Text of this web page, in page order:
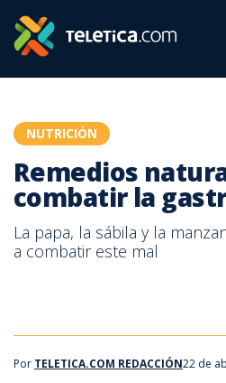
NUTRICIÓN
Remedios
combatir la
La papa, la sábila y la
a combatir este mal
Por TELETICA.COM REDACCIÓN22 de